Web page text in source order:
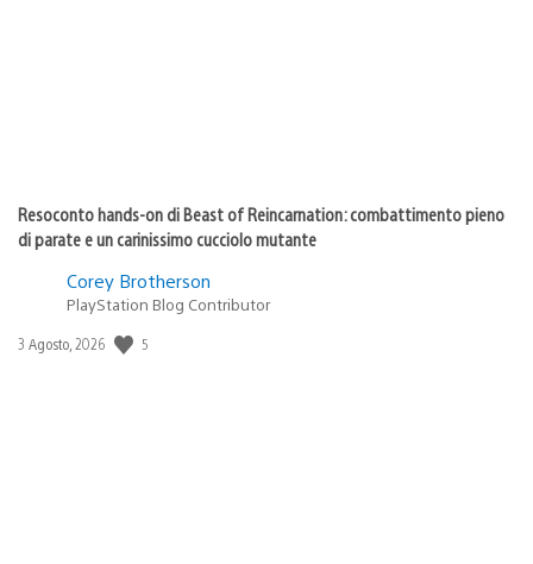
Resoconto hands-on di Beast of Reincarnation: combattimento pieno
di parate e un carinissimo cucciolo mutante
Corey Brotherson
PlayStation Blog Contributor
Data
3 Agosto, 2026 5